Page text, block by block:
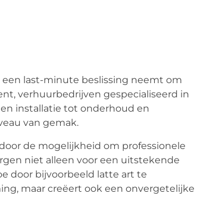
last-minute beslissing neemt om
verhuurbedrijven gespecialiseerd in
installatie tot onderhoud en
van gemak.
de mogelijkheid om professionele
niet alleen voor een uitstekende
door bijvoorbeeld latte art te
maar creëert ook een onvergetelijke